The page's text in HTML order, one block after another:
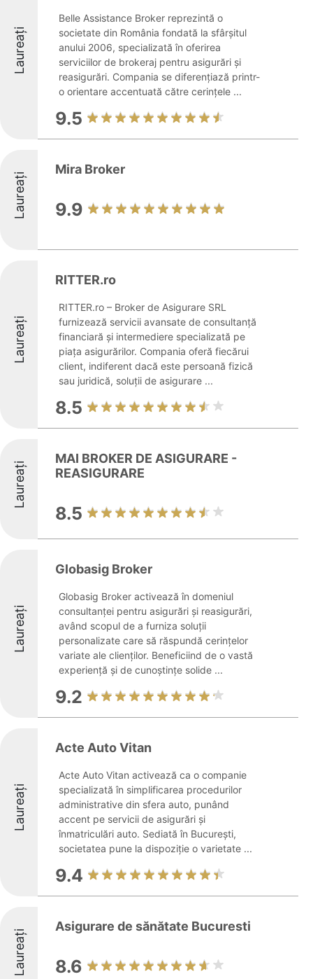
Laureați
Belle Assistance Broker reprezintă o
societate din România fondată la sfârșitul
anului 2006, specializată în oferirea
serviciilor de brokeraj pentru asigurări și
reasigurări. Compania se diferențiază printr-
o orientare accentuată către cerințele ...
9.5
Laureați
Mira Broker
9.9
Laureați
RITTER.ro
RITTER.ro – Broker de Asigurare SRL
furnizează servicii avansate de consultanță
financiară și intermediere specializată pe
piața asigurărilor. Compania oferă fiecărui
client, indiferent dacă este persoană fizică
sau juridică, soluții de asigurare ...
8.5
Laureați
MAI BROKER DE ASIGURARE -
REASIGURARE
8.5
Laureați
Globasig Broker
Globasig Broker activează în domeniul
consultanței pentru asigurări și reasigurări,
având scopul de a furniza soluții
personalizate care să răspundă cerințelor
variate ale clienților. Beneficiind de o vastă
experiență și de cunoștințe solide ...
9.2
Laureați
Acte Auto Vitan
Acte Auto Vitan activează ca o companie
specializată în simplificarea procedurilor
administrative din sfera auto, punând
accent pe servicii de asigurări și
înmatriculări auto. Sediată în București,
societatea pune la dispoziție o varietate ...
9.4
Laureați
Asigurare de sănătate Bucuresti
8.6